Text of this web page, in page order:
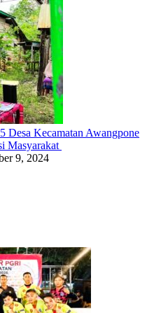
Desa Kecamatan Awangpone
Masyarakat
9, 2024